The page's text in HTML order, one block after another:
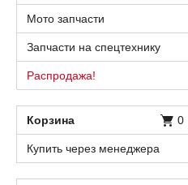
Мото запчасти
Запчасти на спецтехнику
Распродажа!
Корзина 0
Купить через менеджера